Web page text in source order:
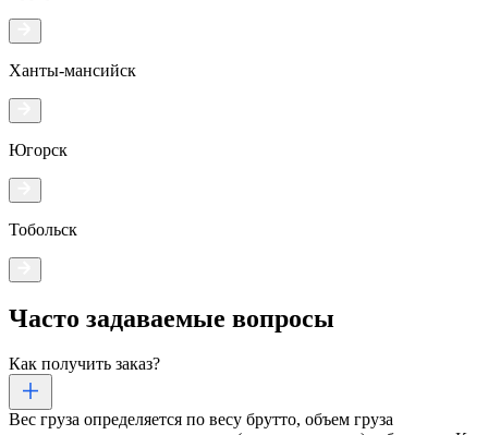
Ханты-мансийск
Югорск
Тобольск
Часто задаваемые вопросы
Как получить заказ?
Вес груза определяется по весу брутто, объем груза